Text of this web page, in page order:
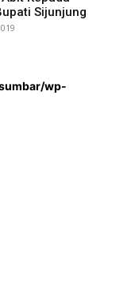
wp-
Sijunjung